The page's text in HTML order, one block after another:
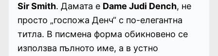
Sir Smith. Дамата е Dame Judi Dench, не
просто „госпожа Денч“ с по-елегантна
титла. В писмена форма обикновено се
използва пълното име, а в устно